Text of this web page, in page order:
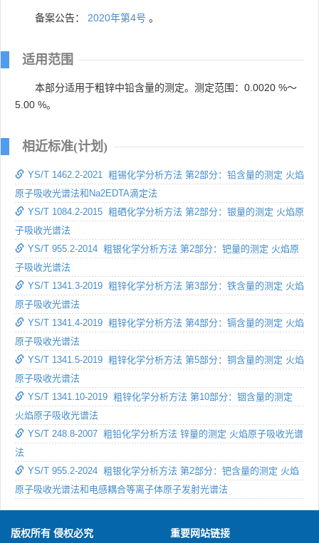
备案公告： 2020年第4号 。
适用范围
本部分适用于粗锌中铅含量的测定。测定范围：0.0020 %～
5.00 %。
相近标准(计划)
YS/T 1462.2-2021 粗锡化学分析方法 第2部分：铅含量的测定 火焰
原子吸收光谱法和Na2EDTA滴定法
YS/T 1084.2-2015 粗硒化学分析方法 第2部分：银量的测定 火焰原
子吸收光谱法
YS/T 955.2-2014 粗银化学分析方法 第2部分：钯量的测定 火焰原
子吸收光谱法
YS/T 1341.3-2019 粗锌化学分析方法 第3部分：铁含量的测定 火焰
原子吸收光谱法
YS/T 1341.4-2019 粗锌化学分析方法 第4部分：镉含量的测定 火焰
原子吸收光谱法
YS/T 1341.5-2019 粗锌化学分析方法 第5部分：铜含量的测定 火焰
原子吸收光谱法
YS/T 1341.10-2019 粗锌化学分析方法 第10部分：铟含量的测定
火焰原子吸收光谱法
YS/T 248.8-2007 粗铅化学分析方法 锌量的测定 火焰原子吸收光谱
法
YS/T 955.2-2024 粗银化学分析方法 第2部分：钯含量的测定 火焰
原子吸收光谱法和电感耦合等离子体原子发射光谱法
版权所有 侵权必究 重要网站链接